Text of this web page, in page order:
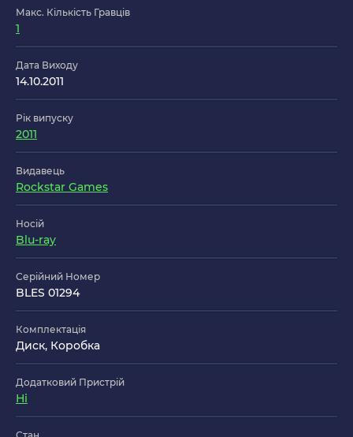
Макс. Кількість Гравців
1
Дата Виходу
14.10.2011
Рік випуску
2011
Видавець
Rockstar Games
Носій
Blu-ray
Серійний Номер
BLES 01294
Комплектація
Диск, Коробка
Додатковий Пристрій
Ні